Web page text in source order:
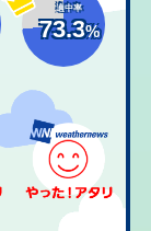
適中率
73.3%